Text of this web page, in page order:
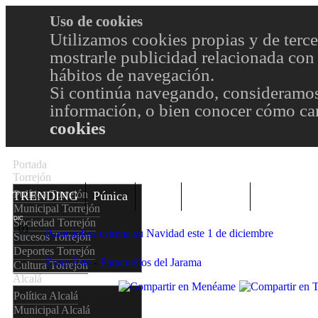
Uso de cookies
Utilizamos cookies propias y de
mostrarle publicidad relacionada
hábitos de navegación.
Si continúa navegando,
información, o bien conocer cómo
cookies
Portada
Torrejón
Política Torrejón
Municipal Torrejón
Sociedad Torrejón
Sucesos Torrejón
Deportes Torrejón
Cultura Torrejón
Alcalá
Política Alcalá
Municipal Alcalá
TRENDING Púnica
01
DIC
2024 Paracuellos estrena su Navidad este 1 de diciembre
Zona Este- Paracuellos del Jarama